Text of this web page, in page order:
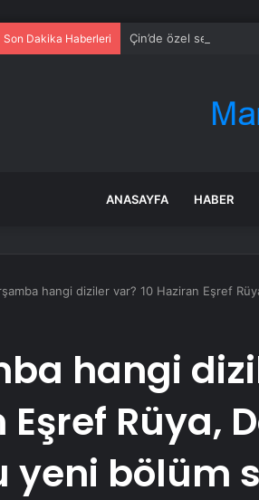
Son Dakika Haberleri Çin’de özel sektör
ANASAYFA HABER
hangi diziler var? 10 Haziran Eşref
hangi
Rüya,
yeni bölüm